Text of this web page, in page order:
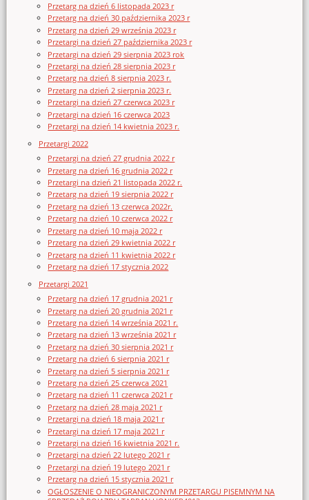
Przetarg na dzień 6 listopada 2023 r
Przetarg na dzień 30 października 2023 r
Przetarg na dzień 29 września 2023 r
Przetargi na dzień 27 października 2023 r
Przetargi na dzień 29 sierpnia 2023 rok
Przetargi na dzień 28 sierpnia 2023 r
Przetarg na dzień 8 sierpnia 2023 r.
Przetarg na dzień 2 sierpnia 2023 r.
Przetargi na dzień 27 czerwca 2023 r
Przetargi na dzień 16 czerwca 2023
Przetargi na dzień 14 kwietnia 2023 r.
Przetargi 2022
Przetargi na dzień 27 grudnia 2022 r
Przetarg na dzień 16 grudnia 2022 r
Przetargi na dzień 21 listopada 2022 r.
Przetarg na dzień 19 sierpnia 2022 r
Przetarg na dzień 13 czerwca 2022r.
Przetarg na dzień 10 czerwca 2022 r
Przetarg na dzień 10 maja 2022 r
Przetarg na dzień 29 kwietnia 2022 r
Przetarg na dzień 11 kwietnia 2022 r
Przetarg na dzień 17 stycznia 2022
Przetargi 2021
Przetarg na dzień 17 grudnia 2021 r
Przetarg na dzień 20 grudnia 2021 r
Przetarg na dzień 14 września 2021 r.
Przetarg na dzień 13 września 2021 r
Przetarg na dzień 30 sierpnia 2021 r
Przetarg na dzień 6 sierpnia 2021 r
Przetarg na dzień 5 sierpnia 2021 r
Przetarg na dzień 25 czerwca 2021
Przetarg na dzień 11 czerwca 2021 r
Przetarg na dzień 28 maja 2021 r
Przetargi na dzień 18 maja 2021 r
Przetargi na dzień 17 maja 2021 r
Przetargi na dzień 16 kwietnia 2021 r.
Przetargi na dzień 22 lutego 2021 r
Przetargi na dzień 19 lutego 2021 r
Przetarg na dzień 15 stycznia 2021 r
OGŁOSZENIE O NIEOGRANICZONYM PRZETARGU PISEMNYM NA